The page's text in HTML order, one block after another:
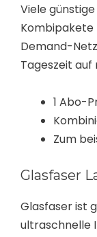
Viele
Kombipakete
Demand-
Tageszeit
1 Abo-
Zum
Glasfaser
Glasfaser ist
ultraschnelle